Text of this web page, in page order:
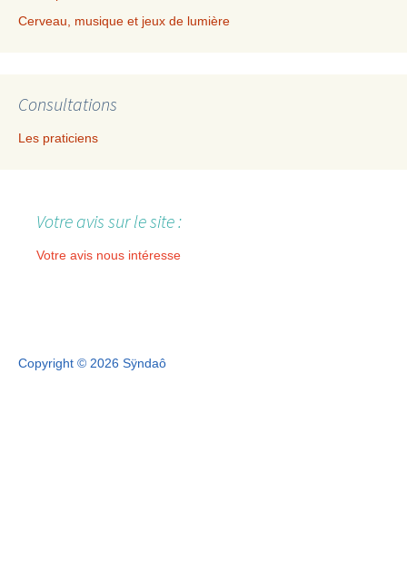
Cerveau, musique et jeux de lumière
Consultations
Les praticiens
Votre avis sur le site :
Votre avis nous intéresse
Copyright © 2026 Sÿndaô